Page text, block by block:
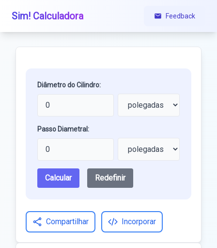
Sim! Calculadora Feedback
Diâmetro do Cilindro:
Passo Diametral:
Calcular Redefinir
Compartilhar Incorporar